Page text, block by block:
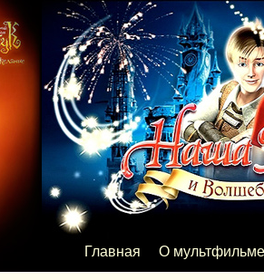
Главная О мультфильме